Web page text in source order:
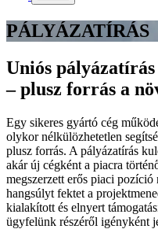
PÁLYÁZATÍRÁS
Uniós
– plusz forrás a
Egy sikeres gyártó cég
olykor nélkülözhetetlen
plusz forrás. A pályázatírás
akár új cégként a piacra
megszerzett erős piaci
hangsúlyt fektet a
kialakított és elnyert
ügyfelünk részéről igényként